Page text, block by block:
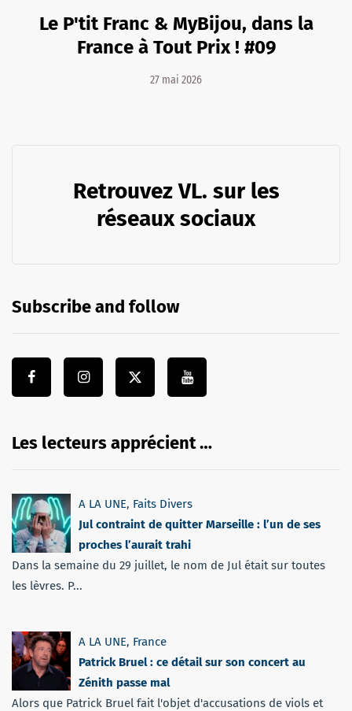
Le P'tit Franc & MyBijou, dans la
France à Tout Prix ! #09
27 mai 2026
Retrouvez VL. sur les
réseaux sociaux
Subscribe and follow
Les lecteurs apprécient …
A LA UNE, Faits Divers
Jul contraint de quitter Marseille : l’un de ses
proches l’aurait trahi
Dans la semaine du 29 juillet, le nom de Jul était sur toutes
les lèvres. P...
A LA UNE, France
Patrick Bruel : ce détail sur son concert au
Zénith passe mal
Alors que Patrick Bruel fait l'objet d'accusations de viols et